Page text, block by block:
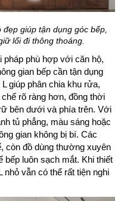
giúp tận dụng góc bếp,
lối đi thông thoáng.
pháp phù hợp với căn hộ,
gian bếp cần tận dụng
giúp phân chia khu rửa,
rõ ràng hơn, đồng thời
bên dưới và phía trên. Với
tủ phẳng, màu sáng hoặc
gian không bị bí. Các
còn đồ dùng thường xuyên
bếp luôn sạch mắt. Khi thiết
nhỏ vẫn có thể rất tiện nghi